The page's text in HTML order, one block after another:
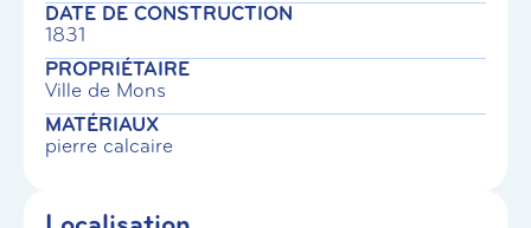
DATE DE CONSTRUCTION
1831
PROPRIÉTAIRE
Ville de Mons
MATÉRIAUX
pierre calcaire